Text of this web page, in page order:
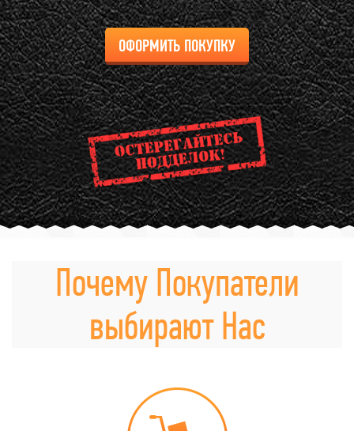
ОФОРМИТЬ ПОКУПКУ
Почему Покупатели
выбирают Нас